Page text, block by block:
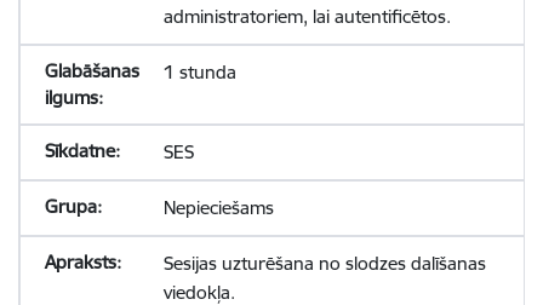
administratoriem, lai autentificētos.
1 stunda
SES
Nepieciešams
Sesijas uzturēšana no slodzes dalīšanas
viedokļa.